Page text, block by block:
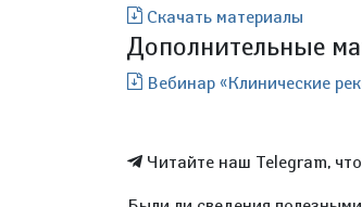
Скачать материалы
Дополнительные
Вебинар «Клинические
Читайте наш Telegram,